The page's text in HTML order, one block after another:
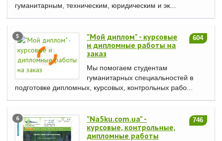
гуманитарным, техническим, юридическим и эк...
5 604
"Мой диплом" - курсовые
и дипломные работы на
заказ
Мы помогаем студентам
гуманитарных специальностей в
подготовке дипломных, курсовых, контрольных рабо...
6 746
"Na5ku.com.ua" -
курсовые, контрольные,
дипломные работы